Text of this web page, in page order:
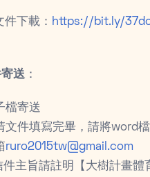
下載： https://bit.ly/
送 ：
檔寄送
文件填寫完畢，請將word
ruro2015tw@gmail.com
主旨請註明【大樹計畫體